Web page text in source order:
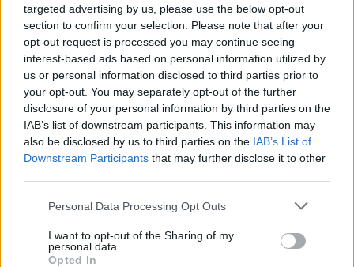
targeted advertising by us, please use the below opt-out
section to confirm your selection. Please note that after your
opt-out request is processed you may continue seeing
interest-based ads based on personal information utilized by
us or personal information disclosed to third parties prior to
your opt-out. You may separately opt-out of the further
disclosure of your personal information by third parties on the
IAB’s list of downstream participants. This information may
also be disclosed by us to third parties on the IAB’s List of
Downstream Participants that may further disclose it to other
Personal Data Processing Opt Outs
I want to opt-out of the Sharing of my
personal data.
Opted In
Malus
Presenze a
voto
Quotazioni